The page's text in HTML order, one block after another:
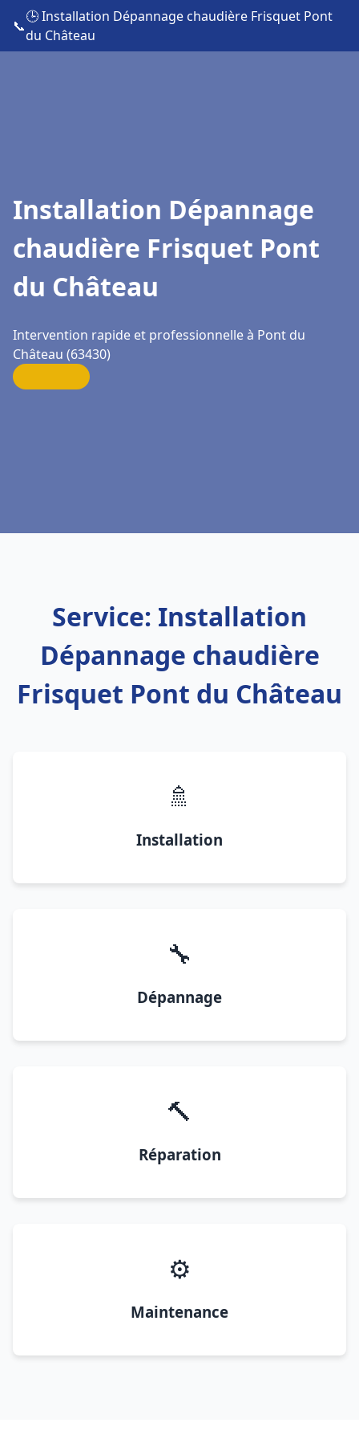
📞
🕒 Installation Dépannage chaudière Frisquet Pont
du Château
Installation Dépannage
chaudière Frisquet Pont
du Château
Intervention rapide et professionnelle à Pont du
Château (63430)
Service: Installation
Dépannage chaudière
Frisquet Pont du Château
🚿
Installation
🔧
Dépannage
🔨
Réparation
⚙️
Maintenance